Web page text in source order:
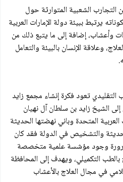
الشعبية المتوارثة حول
يرتبط ببيئة دولة الإمارات العربية
وأعشاب، إضافة إلى ما يتبع ذلك من
وعلاقة الإنسان بالبيئة والتعامل
تعود فكرة إنشاء مجمع زاید
الشيخ زايد بن سلطان آل نهيان
المتحدة وباني نهضتها الحديثة
والتشخيص في الدولة فقد كان
وجود مؤشسة علمية متخصصة
التكميلي، ويهدف إلى المحافظة
في مجال العلاج بالأعشاب